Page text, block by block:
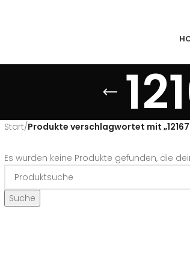
Start/Produkte verschlagwortet mit
Es wurden keine Produkte gefunden, die
Suche